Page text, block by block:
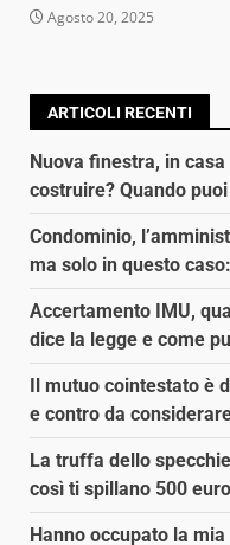
Agosto 20, 2025
ARTICOLI RECENTI
Nuova finestra, in
costruire? Quando
Condominio,
ma solo in questo
Accertamento IMU,
dice la legge e come
Il mutuo cointestato è
e contro da
La truffa dello
così ti spillano 500
Hanno occupato la